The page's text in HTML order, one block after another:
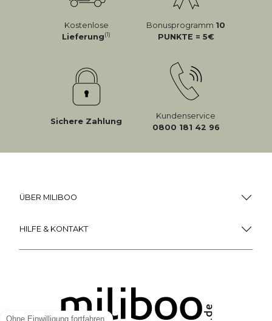
Kostenlose
Lieferung(1)
Bonusprogramm 10
PUNKTE = 5
Sichere Zahlung
Kundenservice
0800 181 42 96
ÜBER MILIBOO
HILFE & KONTAKT